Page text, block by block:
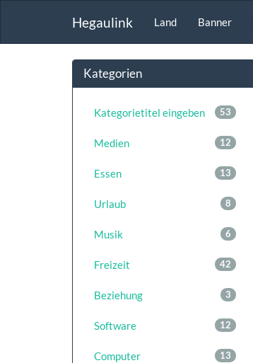
Hegaulink Land Banner
Kategorien
53
Kategorietitel eingeben
12
Medien
13
Essen
8
Urlaub
6
Musik
42
Freizeit
3
Beziehung
12
Software
13
Computer